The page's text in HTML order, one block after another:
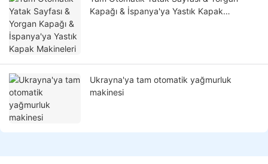
Kapağı & İspanya'ya Yastık Kapak
Ukrayna'ya tam otomatik yağmurluk
makinesi